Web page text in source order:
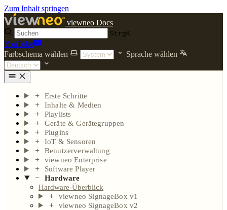
Zum Inhalt springen
viewneo Docs
StrgK
YouTube
Farbschema wählen
Sprache wählen
Erste Schritte
Inhalte & Medien
Playlists
Geräte & Gerätegruppen
Plugins
IoT & Sensoren
Benutzerverwaltung
viewneo Enterprise
Software Player
Hardware
Hardware-Überblick
viewneo SignageBox v1
viewneo SignageBox v2